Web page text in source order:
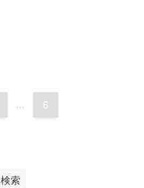
... 6
検索